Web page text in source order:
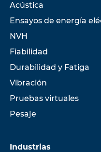
CTPSIU
-6-1U
Acústica
Ensayos de energía
NVH
Fiabilidad
Durabilidad y Fatiga
Vibración
Pruebas virtuales
Pesaje
Industrias